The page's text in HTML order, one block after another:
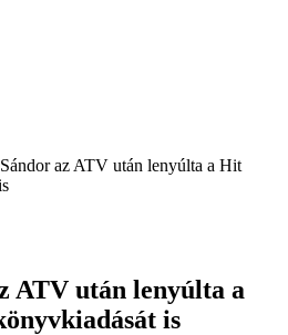
az ATV után lenyúlta a Hit
ATV után lenyúlta a
is